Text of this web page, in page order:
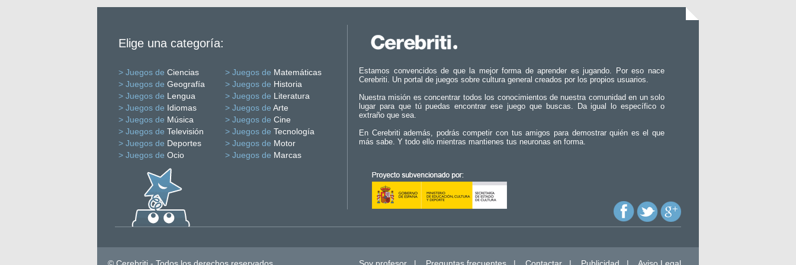
Elige una categoría:
> Juegos de Ciencias > Juegos de Matemáticas
> Juegos de Geografía > Juegos de Historia
> Juegos de Lengua > Juegos de Literatura
> Juegos de Idiomas > Juegos de Arte
> Juegos de Música > Juegos de Cine
> Juegos de Televisión > Juegos de Tecnología
> Juegos de Deportes > Juegos de Motor
> Juegos de Ocio > Juegos de Marcas
Estamos convencidos de que la mejor forma de aprender es jugando. Por eso nace
Cerebriti. Un portal de juegos sobre cultura general creados por los propios usuarios.
Nuestra misión es concentrar todos los conocimientos de nuestra comunidad en un solo
lugar para que tú puedas encontrar ese juego que buscas. Da igual lo específico o
extraño que sea.
En Cerebriti además, podrás competir con tus amigos para demostrar quién es el que
más sabe. Y todo ello mientras mantienes tus neuronas en forma.